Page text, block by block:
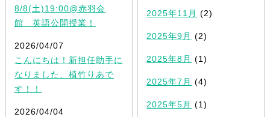
8/8(土)19:00@赤羽会
館 英語公開授業！
2026/04/07
こんにちは！新担任助手に
なりました、植竹りあで
す！！
2026/04/04
2025年11月 (2)
2025年9月 (2)
2025年8月 (1)
2025年7月 (4)
2025年5月 (1)